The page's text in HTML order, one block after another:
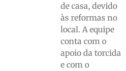
de casa, devido
às reformas no
local. A equipe
conta com o
apoio da torcida
e com o